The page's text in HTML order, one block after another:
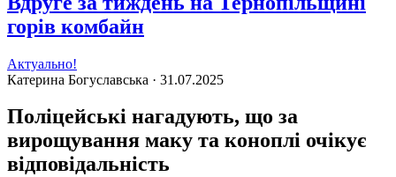
горів комбайн
Актуально!
Катерина Богуславська · 31.07.2025
Поліцейські нагадують, що за
вирощування маку та коноплі очікує
відповідальність